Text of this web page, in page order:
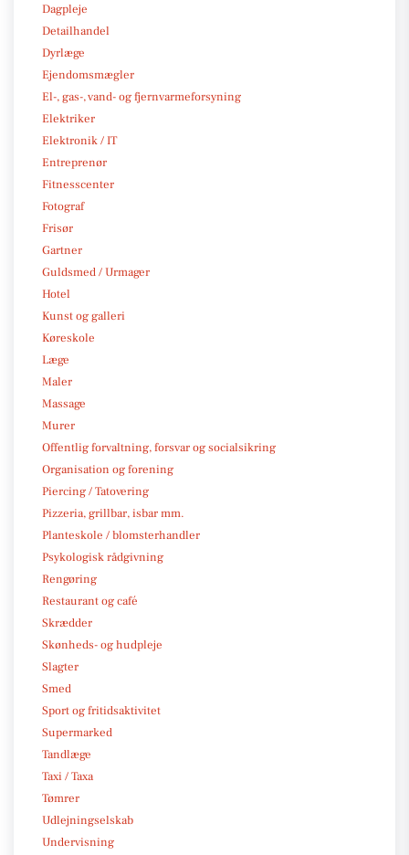
Dagpleje
Detailhandel
Dyrlæge
Ejendomsmægler
El-, gas-, vand- og fjernvarmeforsyning
Elektriker
Elektronik / IT
Entreprenør
Fitnesscenter
Fotograf
Frisør
Gartner
Guldsmed / Urmager
Hotel
Kunst og galleri
Køreskole
Læge
Maler
Massage
Murer
Offentlig forvaltning, forsvar og socialsikring
Organisation og forening
Piercing / Tatovering
Pizzeria, grillbar, isbar mm.
Planteskole / blomsterhandler
Psykologisk rådgivning
Rengøring
Restaurant og café
Skrædder
Skønheds- og hudpleje
Slagter
Smed
Sport og fritidsaktivitet
Supermarked
Tandlæge
Taxi / Taxa
Tømrer
Udlejningselskab
Undervisning